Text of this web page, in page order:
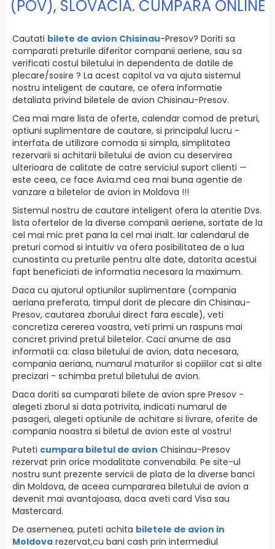
(POV), SLOVACIA. CUMPĂRA ONLINE
Cautati bilete de avion Chisinau-Presov? Doriti sa
comparati preturile diferitor companii aeriene, sau sa
verificati costul biletului in dependenta de datile de
plecare/sosire ? La acest capitol va va ajuta sistemul
nostru inteligent de cautare, ce ofera informatie
detaliata privind biletele de avion Chisinau-Presov.
Cea mai mare lista de oferte, calendar comod de preturi,
optiuni suplimentare de cautare, si principalul lucru -
interfatа de utilizare comoda si simpla, simplitatea
rezervarii si achitarii biletului de avion cu deservirea
ulterioara de calitate de catre serviciul suport clienti —
este ceea, ce face Avia.md cea mai buna agentie de
vanzare a biletelor de avion in Moldova !!!
Sistemul nostru de cautare inteligent ofera la atentie Dvs.
lista ofertelor de la diverse companii aeriene, sortate de la
cel mai mic pret pana la cel mai inalt. Iar calendarul de
preturi comod si intuitiv va ofera posibilitatea de a lua
cunostinta cu preturile pentru alte date, datorita acestui
fapt beneficiati de informatia necesara la maximum.
Daca cu ajutorul optiunilor suplimentare (compania
aeriana preferata, timpul dorit de plecare din Chisinau-
Presov, cautarea zborului direct fara escale), veti
concretiza cererea voastra, veti primi un raspuns mai
concret privind pretul biletelor. Caci anume de asa
informatii ca: clasa biletului de avion, data necesara,
compania aeriana, numarul maturilor si copiiilor cat si alte
precizari - schimba pretul biletului de avion.
Daca doriti sa cumparati bilete de avion spre Presov -
alegeti zborul si data potrivita, indicati numarul de
pasageri, alegeti optiunile de achitare si livrare, oferite de
compania noastra si biletul de avion este al vostru!
Puteti cumpara biletul de avion Chisinau-Presov
rezervat prin orice modalitate convenabila. Pe site-ul
nostru sunt prezente servicii de plata de la diverse banci
din Moldova, de aceea cumpararea biletului de avion a
devenit mai avantajoasa, daca aveti card Visa sau
Mastercard.
De asemenea, puteti achita biletele de avion in
Moldova rezervat,cu bani cash prin intermediul